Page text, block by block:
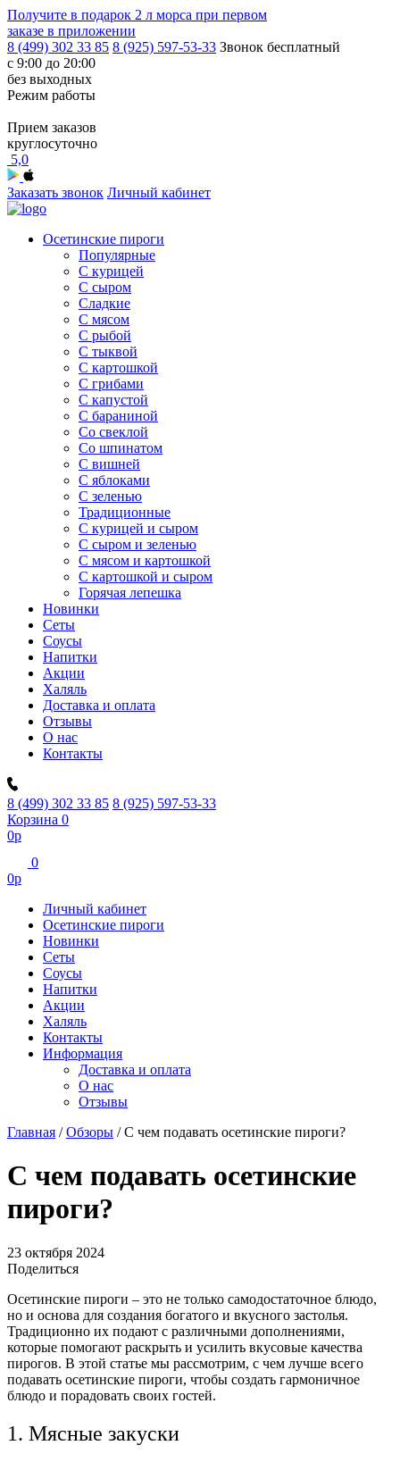
Получите в подарок 2 л морса при первом
заказе в приложении
8 (499) 302 33 85 8 (925) 597-53-33 Звонок бесплатный
с 9:00 до 20:00
без выходных
Режим работы
Прием заказов
круглосуточно
5,0
Заказать звонок Личный кабинет
Осетинские пироги
Популярные
С курицей
С сыром
Сладкие
С мясом
С рыбой
С тыквой
С картошкой
С грибами
С капустой
C бараниной
Со свеклой
Со шпинатом
С вишней
С яблоками
С зеленью
Традиционные
С курицей и сыром
С сыром и зеленью
С мясом и картошкой
С картошкой и сыром
Горячая лепешка
Новинки
Сеты
Соусы
Напитки
Акции
Халяль
Доставка и оплата
Отзывы
О нас
Контакты
8 (499) 302 33 85 8 (925) 597-53-33
Корзина 0
0р
0
0р
Личный кабинет
Осетинские пироги
Новинки
Сеты
Соусы
Напитки
Акции
Халяль
Контакты
Информация
Доставка и оплата
О нас
Отзывы
Главная /Обзоры /С чем подавать осетинские пироги?
С чем подавать осетинские
пироги?
23 октября 2024
Поделиться
Осетинские пироги – это не только самодостаточное блюдо,
но и основа для создания богатого и вкусного застолья.
Традиционно их подают с различными дополнениями,
которые помогают раскрыть и усилить вкусовые качества
пирогов. В этой статье мы рассмотрим, с чем лучше всего
подавать осетинские пироги, чтобы создать гармоничное
блюдо и порадовать своих гостей.
1. Мясные закуски